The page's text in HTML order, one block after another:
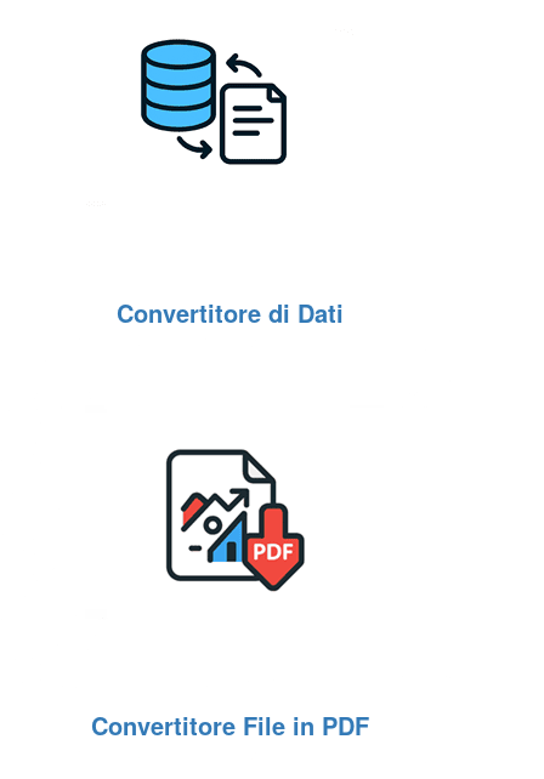
Convertitore di Dati
Convertitore File in PDF